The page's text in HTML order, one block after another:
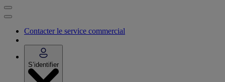
Contacter le service commercial
S’identifier